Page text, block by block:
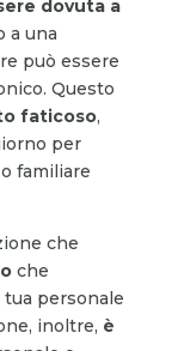
dovuta a
a una
può essere
Questo
faticoso,
per
familiare
che
che
personale
inoltre, è